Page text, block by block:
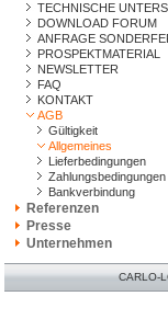
TECHNISCHE
DOWNLOAD FORUM
ANFRAGE
PROSPEKTMATERIAL
NEWSLETTER
FAQ
KONTAKT
AGB
Gültigkeit
Allgemeines
Lieferbedingungen
Zahlungsbedingungen
Bankverbindung
Referenzen
Presse
Unternehmen
CARLO-